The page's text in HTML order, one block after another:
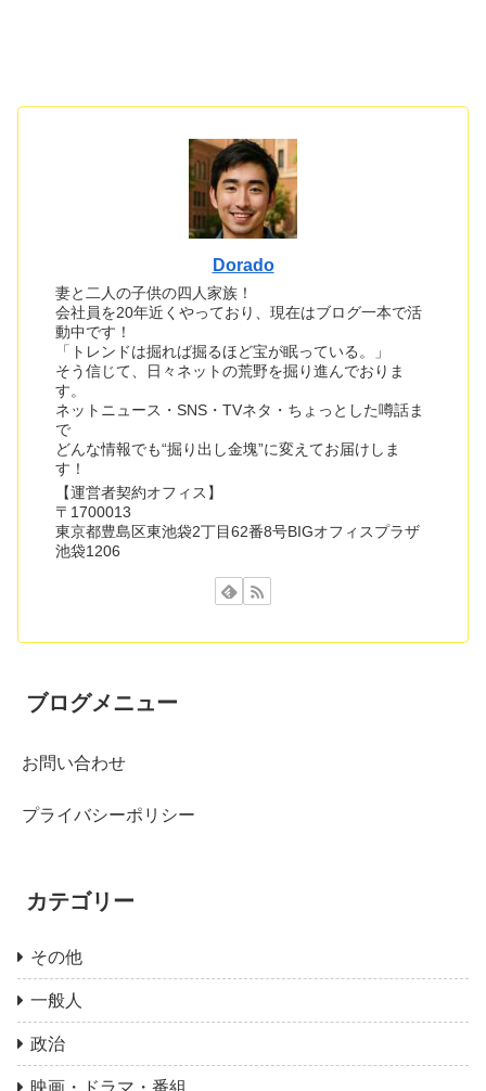
Dorado
妻と二人の子供の四人家族！
会社員を20年近くやっており、現在はブログ一本で活
動中です！
「トレンドは掘れば掘るほど宝が眠っている。」
そう信じて、日々ネットの荒野を掘り進んでおりま
す。
ネットニュース・SNS・TVネタ・ちょっとした噂話ま
で
どんな情報でも“掘り出し金塊”に変えてお届けしま
す！
【運営者契約オフィス】
〒1700013
東京都豊島区東池袋2丁目62番8号BIGオフィスプラザ
池袋1206
ブログメニュー
お問い合わせ
プライバシーポリシー
カテゴリー
その他
一般人
政治
映画・ドラマ・番組